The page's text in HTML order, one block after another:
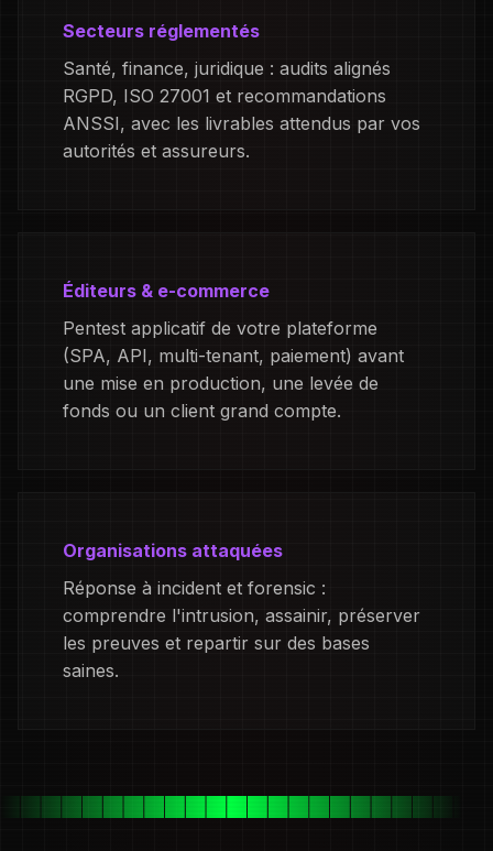
Secteurs réglementés
Santé, finance, juridique : audits alignés
RGPD, ISO 27001 et recommandations
ANSSI, avec les livrables attendus par vos
autorités et assureurs.
Éditeurs & e-commerce
Pentest applicatif de votre plateforme
(SPA, API, multi-tenant, paiement) avant
une mise en production, une levée de
fonds ou un client grand compte.
Organisations attaquées
Réponse à incident et forensic :
comprendre l'intrusion, assainir, préserver
les preuves et repartir sur des bases
saines.